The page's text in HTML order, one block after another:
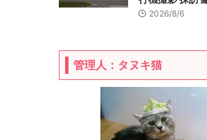
2026/8/6
管理人：タヌキ猫